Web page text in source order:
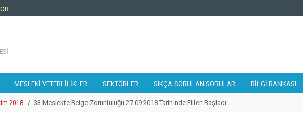
MESLEKI YETERLILIKLER SEKTÖRLER SIKÇA SORULAN SORULAR BILGI BANKASI
2018 / 33 Meslekte Belge Zorunluluğu 27.09.2018 Tarihinde Fiilen Başladı